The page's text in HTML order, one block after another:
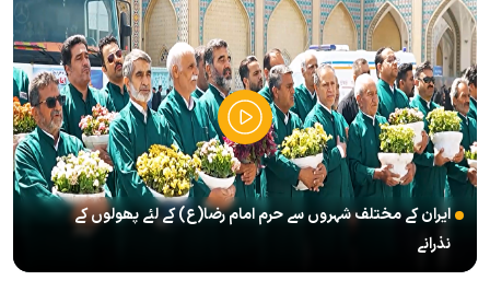
رہبرشہید کے سوگواروں کے لئے کرامت رضوی فاؤنڈیشن کی جانب سے
پذیرائي کا وسیع انتظام
(( آقای شہید ایران )) نامی چار جلدوں پر مشتمل کتاب منظرعام پر
آگئی
شہید رہبر(رح) ایک قرآنی نابغہ اور قرآنی احکامات پرعمل کرنے والی
شخصیت تھے؛ استاد پناہی
رہبرشہید کے وداع کے ا یام میں حرم مطہر رضوی بند نہيں ہوگا
رہبرشہید ( رحمت اللہ علیہ ) کی یاد میں رضوی کتابخانہ اور میوزیمز
میں تعزیتی جلسوں اور خصوصی پروگراموں کا انعقاد
ایران کے مختلف شہروں سے حرم امام رضا(ع) کے لئے پھولوں کے
نذرانے